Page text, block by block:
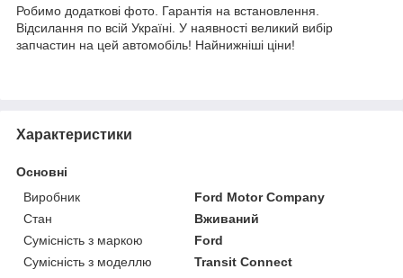
Робимо додаткові фото. Гарантія на встановлення.
Відсилання по всій Україні. У наявності великий вибір
запчастин на цей автомобіль! Найнижніші ціни!
Характеристики
Основні
Виробник
Ford Motor Company
Стан
Вживаний
Сумісність з маркою
Ford
Сумісність з моделлю
Transit Connect